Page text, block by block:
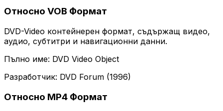
Относно VOB Формат
DVD-Video контейнерен формат, съдържащ видео,
аудио, субтитри и навигационни данни.
Пълно име: DVD Video Object
Разработчик: DVD Forum (1996)
Относно MP4 Формат